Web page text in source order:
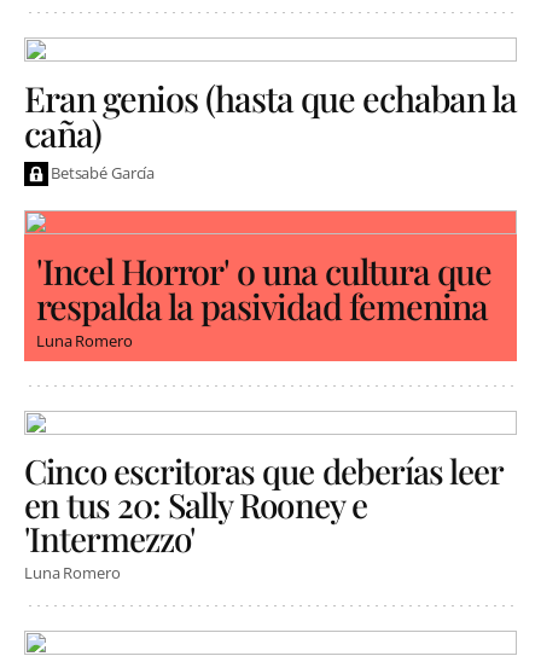
Eran genios (hasta que echaban la
caña)
Betsabé García
'Incel Horror' o una cultura que
respalda la pasividad femenina
Luna Romero
Cinco escritoras que deberías leer
en tus 20: Sally Rooney e
'Intermezzo'
Luna Romero